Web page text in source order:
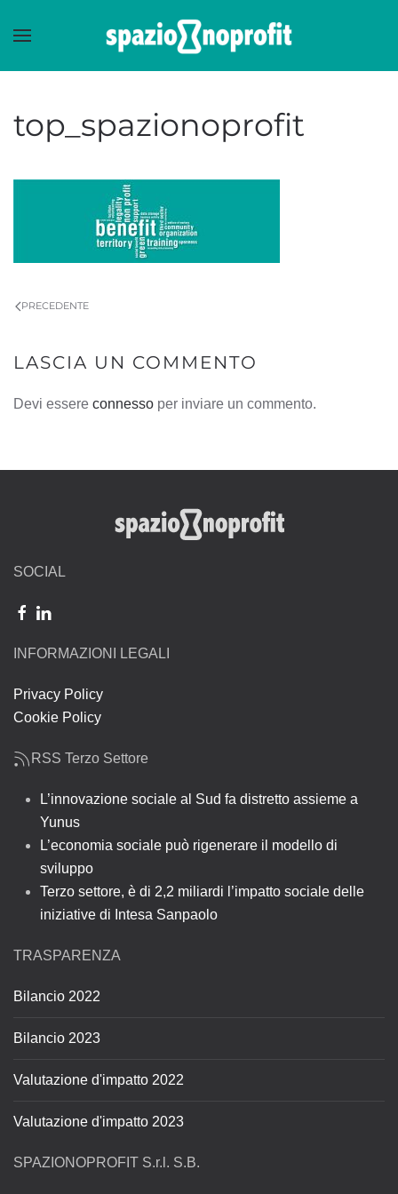
Skip to main content
top_spazionoprofit
PRECEDENTE
LASCIA UN COMMENTO
Devi essere connesso per inviare un commento.
SOCIAL
INFORMAZIONI LEGALI
Privacy Policy
Cookie Policy
RSS Terzo Settore
L’innovazione sociale al Sud fa distretto assieme a
Yunus
L’economia sociale può rigenerare il modello di
sviluppo
Terzo settore, è di 2,2 miliardi l’impatto sociale delle
iniziative di Intesa Sanpaolo
TRASPARENZA
Bilancio 2022
Bilancio 2023
Valutazione d'impatto 2022
Valutazione d'impatto 2023
SPAZIONOPROFIT S.r.l. S.B.